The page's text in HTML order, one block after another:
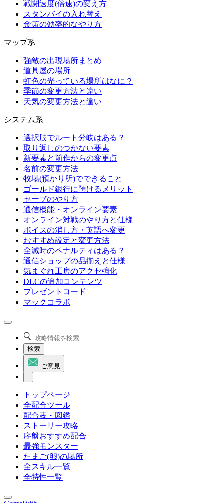
戦闘速度(倍速)の変え方
スタンバイの入れ替え
金策の効率的なやり方
マップ系
強敵の出現場所まとめ
道具屋の場所
虹色の光っている場所はなに？
季節の変更方法と違い
天気の変更方法と違い
システム系
選択肢でルート分岐はある？
取り返しのつかない要素
新要素と前作からの変更点
名前の変更方法
牧場(預かり所)でできること
ゴールド銀行に預けるメリット
セーブのやり方
通信機能・オンライン要素
オンライン対戦のやり方と仕様
ボイスの消し方・英語へ変更
おすすめ設定と変更方法
全滅時のペナルティはある？
通信ショップの品揃えと仕様
気まぐれ工房のアクセ強化
DLCの追加コンテンツ
プレゼントコード
マックコラボ
検索
ご意見
トップページ
全配合ツール
配合表・図鑑
ストーリー攻略
序盤おすすめ配合
最強モンスター
たまご(卵)の場所
全スキル一覧
全特性一覧